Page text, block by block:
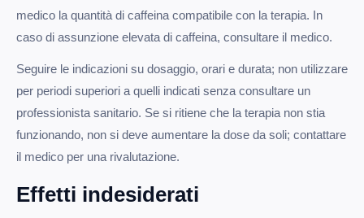
medico la quantità di caffeina compatibile con la terapia. In
caso di assunzione elevata di caffeina, consultare il medico.
Seguire le indicazioni su dosaggio, orari e durata; non utilizzare
per periodi superiori a quelli indicati senza consultare un
professionista sanitario. Se si ritiene che la terapia non stia
funzionando, non si deve aumentare la dose da soli; contattare
il medico per una rivalutazione.
Effetti indesiderati